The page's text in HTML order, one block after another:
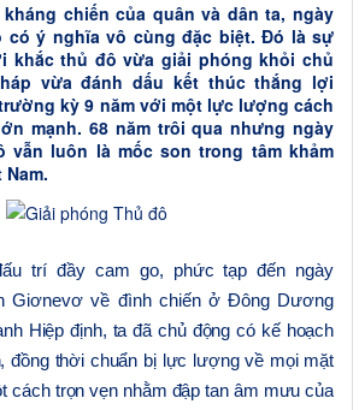
chiến của quân và dân ta, ngày
có ý nghĩa vô cùng đặc biệt. Đó là sự
khắc thủ đô vừa giải phóng khỏi chủ
vừa đánh dấu kết thúc thắng lợi
kỳ 9 năm với một lực lượng cách
mạnh. 68 năm trôi qua nhưng ngày
vẫn luôn là mốc son trong tâm khảm
trí đầy cam go, phức tạp đến ngày
Giơnevơ về đình chiến ở Đông Dương
Hiệp định, ta đã chủ động có kế hoạch
đồng thời chuẩn bị lực lượng về mọi mặt
cách trọn vẹn nhằm đập tan âm mưu của